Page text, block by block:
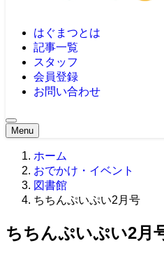
はぐまつとは
記事一覧
スタッフ
会員登録
お問い合わせ
Menu
ホーム
おでかけ・イベント
図書館
ちちんぷいぷい2月号
ちちんぷいぷい2月